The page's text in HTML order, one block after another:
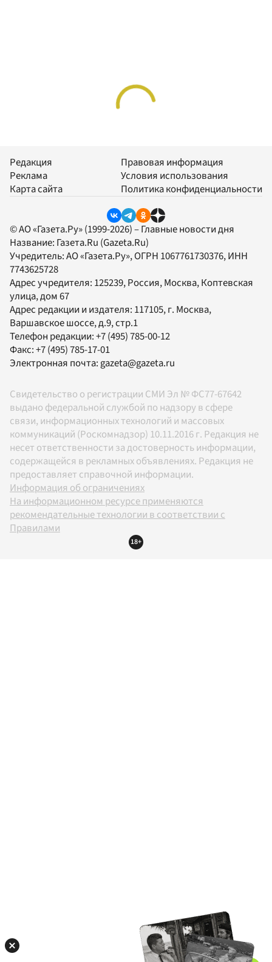
Редакция
Реклама
Карта сайта
Правовая информация
Условия использования
Политика конфиденциальности
© АО «Газета.Ру» (1999-2026) – Главные новости дня
Название: Газета.Ru (Gazeta.Ru)
Учредитель:АО «Газета.Ру», ОГРН 1067761730376, ИНН
7743625728
Адрес учредителя: 125239, Россия, Москва, Коптевская
улица, дом 67
Адрес редакции и издателя: 117105, г. Москва,
Варшавское шоссе, д.9, стр.1
Телефон редакции:+7 (495) 785-00-12
Факс:+7 (495) 785-17-01
Электронная почта:gazeta@gazeta.ru
Свидетельство о регистрации СМИ Эл № ФС77-67642
выдано федеральной службой по надзору в сфере
связи, информационных технологий и массовых
коммуникаций (Роскомнадзор) 10.11.2016 г. Редакция не
несет ответственности за достоверность информации,
содержащейся в рекламных объявлениях. Редакция не
предоставляет справочной информации.
Информация об ограничениях
На информационном ресурсе применяются
рекомендательные технологии в соответствии с
Правилами
18+